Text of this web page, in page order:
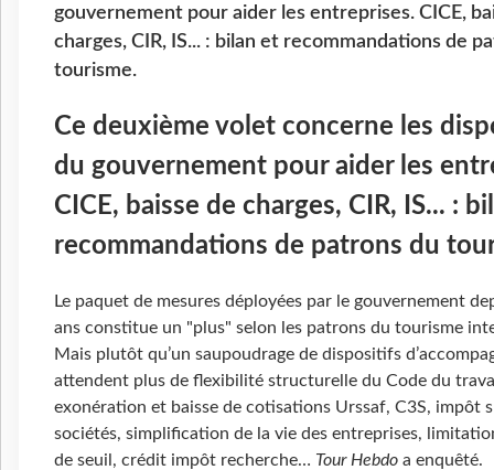
gouvernement pour aider les entreprises. CICE,
charges, CIR, IS... : bilan et recommandations de
tourisme.
Ce deuxième volet concerne les
du gouvernement pour aider les
CICE, baisse de charges, CIR, IS... :
recommandations de patrons du
Le paquet de mesures déployées par le gouvernement
ans constitue un "plus" selon les patrons du tourisme
Mais plutôt qu’un saupoudrage de dispositifs
attendent plus de flexibilité structurelle du Code du
exonération et baisse de cotisations Urssaf, C3S, impôt
sociétés, simplification de la vie des entreprises,
de seuil, crédit impôt recherche… Tour Hebdo a enquêté.